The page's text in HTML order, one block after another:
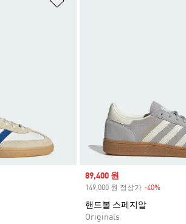
Sale price
89,400 원
149,000 원 정상가 -40%Discount
핸드볼 스페지알
Originals